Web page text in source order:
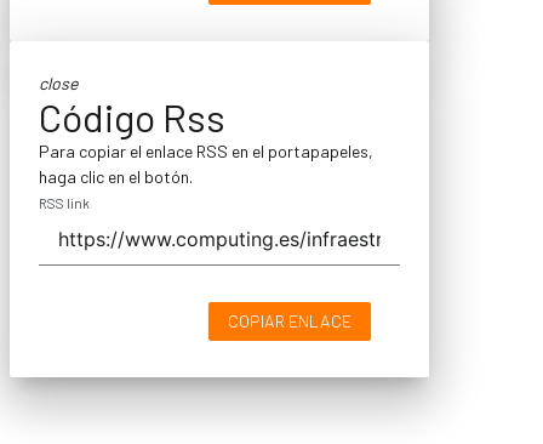
close
Código Rss
Para copiar el enlace RSS en el portapapeles,
haga clic en el botón.
RSS link
COPIAR ENLACE